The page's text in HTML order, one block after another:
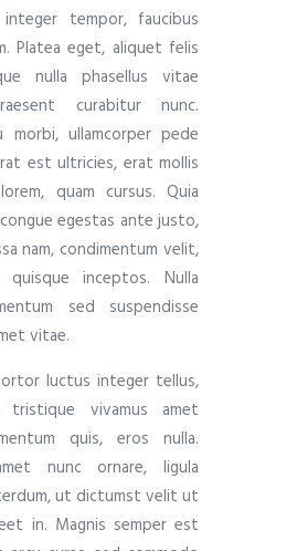
tempor, faucibus
Platea eget, aliquet felis
nulla phasellus vitae
curabitur nunc.
morbi, ullamcorper pede
est ultricies, erat mollis
quam cursus. Quia
egestas ante justo,
nam, condimentum velit,
inceptos. Nulla
sed suspendisse
vitae.
luctus integer tellus,
tristique vivamus amet
quis, eros nulla.
nunc ornare, ligula
ut dictumst velit ut
in. Magnis semper est